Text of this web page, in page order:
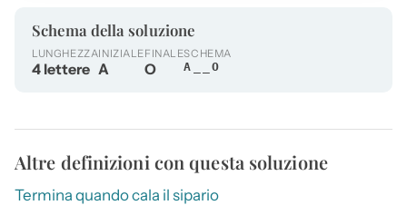
Schema della soluzione
LUNGHEZZA
4 lettere
INIZIALE
A
FINALE
O
SCHEMA
A__O
Altre definizioni con questa soluzione
Termina quando cala il sipario